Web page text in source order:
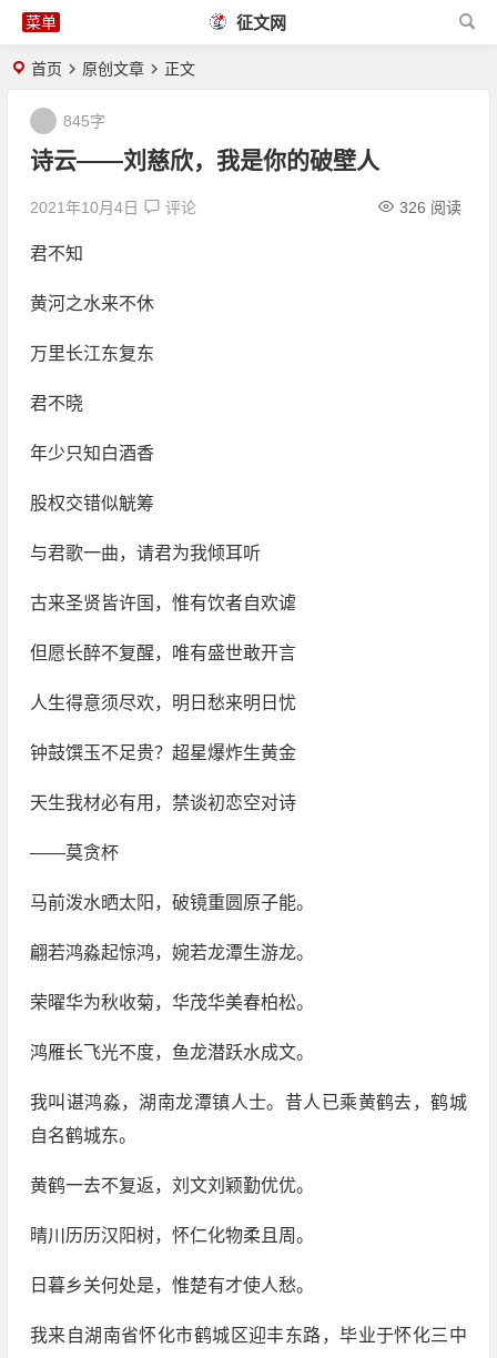
征文网
首页 原创文章 正文
诗云——刘慈欣，我是你的破壁人
2021年10月4日 评论 326 阅读
845字
君不知
黄河之水来不休
万里长江东复东
君不晓
年少只知白酒香
股权交错似觥筹
与君歌一曲，请君为我倾耳听
古来圣贤皆许国，惟有饮者自欢谑
但愿长醉不复醒，唯有盛世敢开言
人生得意须尽欢，明日愁来明日忧
钟鼓馔玉不足贵？超星爆炸生黄金
天生我材必有用，禁谈初恋空对诗
——莫贪杯
马前泼水晒太阳，破镜重圆原子能。
翩若鸿淼起惊鸿，婉若龙潭生游龙。
荣曜华为秋收菊，华茂华美春柏松。
鸿雁长飞光不度，鱼龙潜跃水成文。
我叫谌鸿淼，湖南龙潭镇人士。昔人已乘黄鹤去，鹤城
自名鹤城东。
黄鹤一去不复返，刘文刘颖勤优优。
晴川历历汉阳树，怀仁化物柔且周。
日暮乡关何处是，惟楚有才使人愁。
我来自湖南省怀化市鹤城区迎丰东路，毕业于怀化三中